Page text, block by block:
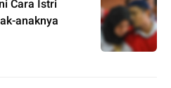
Cara Istri
anaknya